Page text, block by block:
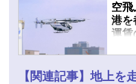
空飛
港を
運賃
ア
ビリ
【関連記事】地上を